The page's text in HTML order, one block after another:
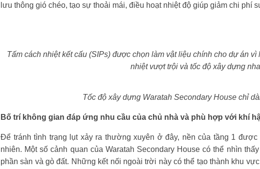
lưu thông gió chéo, tạo sự thoải mái, điều hoạt nhiệt độ giúp giảm chi phí
Tấm cách nhiệt kết cấu (SIPs) được chọn làm vật liệu chính cho dự án
nhiệt vượt trội và tốc độ xây dựng
Tốc độ xây dựng Waratah Secondary House chỉ
Bố trí không gian đáp ứng nhu cầu của chủ nhà và phù hợp với khí
Để tránh tình trạng lụt xảy ra thường xuyên ở đây, nền của tầng 1
nhiên. Một số cảnh quan của Waratah Secondary House có thể nhìn
phần sàn và gò đất. Những kết nối ngoài trời này có thể tạo thành khu